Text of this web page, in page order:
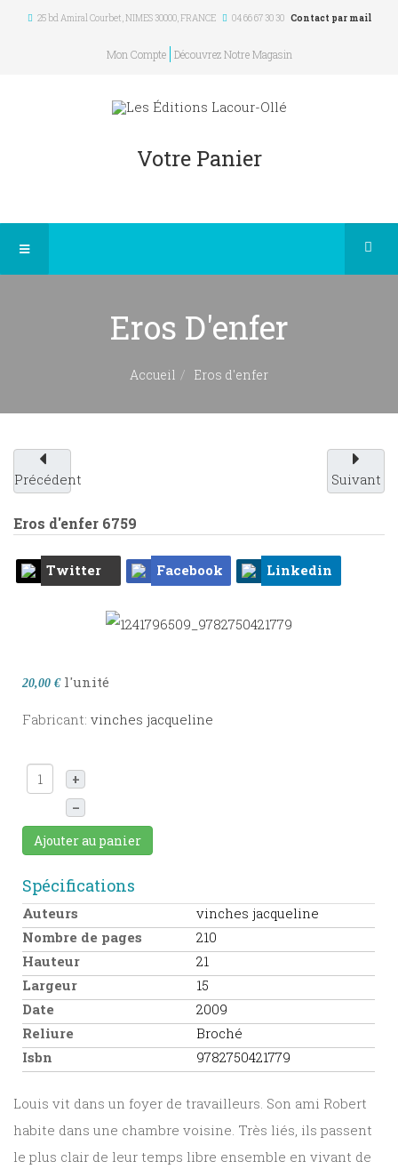
25 bd Amiral Courbet, NIMES 30000,FRANCE 04 66 67 30 30 Contact par mail
Mon Compte Découvrez Notre Magasin
Votre Panier
Eros D'enfer
Accueil Eros d'enfer
Précédent Suivant
Eros d'enfer 6759
Twitter Facebook Linkedin
20,00 € l'unité
Fabricant: vinches jacqueline
+
–
Ajouter au panier
Spécifications
Auteurs
vinches jacqueline
Nombre de pages
210
Hauteur
21
Largeur
15
Date
2009
Reliure
Broché
Isbn
9782750421779
Louis vit dans un foyer de travailleurs. Son ami Robert
habite dans une chambre voisine. Très liés, ils passent
le plus clair de leur temps libre ensemble en vivant de